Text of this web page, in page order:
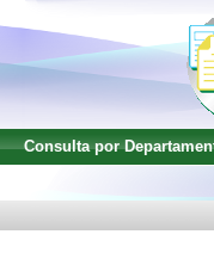
Consulta por